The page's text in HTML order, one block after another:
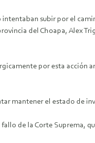
subir por el
del Choapa, Alex
por esta acción
mantener el estado de
de la Corte Suprema,